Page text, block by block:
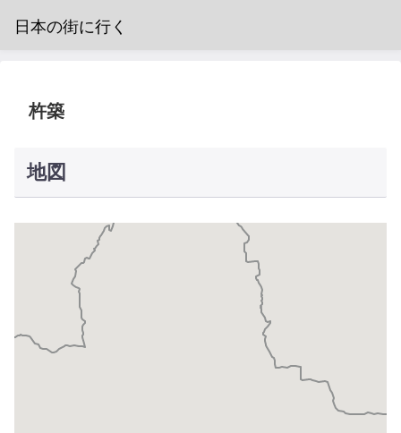
日本の街に行く
杵築
地図